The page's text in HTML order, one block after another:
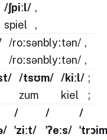
/ʃpiːl/
spiel
,
,
/roːsənblyːtən/
/roːsənblyːtən/
,
,
/tsʊm/
zum
/kiːl/
kiel
;
;
/
ˈziːt/
/
ˈʔeːs/
/